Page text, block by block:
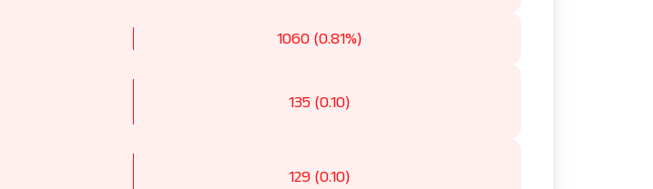
1060 (0.81%)
135 (0.10)
129 (0.10)